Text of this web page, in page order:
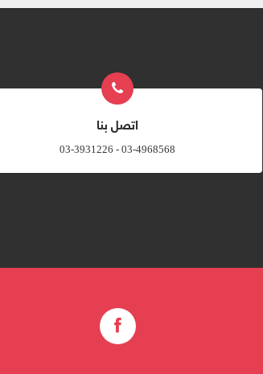
اتصل بنا
03-4968568 - 03-3931226